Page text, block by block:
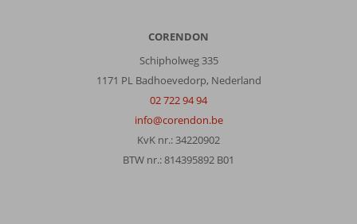
CORENDON
Schipholweg 335
1171 PL Badhoevedorp, Nederland
02 722 94 94
info@corendon.be
KvK nr.: 34220902
BTW nr.: 814395892 B01